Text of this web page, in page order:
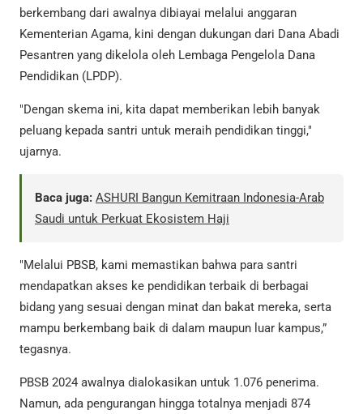
berkembang dari awalnya dibiayai melalui anggaran
Kementerian Agama, kini dengan dukungan dari Dana Abadi
Pesantren yang dikelola oleh Lembaga Pengelola Dana
Pendidikan (LPDP).
"Dengan skema ini, kita dapat memberikan lebih banyak
peluang kepada santri untuk meraih pendidikan tinggi,"
ujarnya.
Baca juga: ASHURI Bangun Kemitraan Indonesia-Arab
Saudi untuk Perkuat Ekosistem Haji
"Melalui PBSB, kami memastikan bahwa para santri
mendapatkan akses ke pendidikan terbaik di berbagai
bidang yang sesuai dengan minat dan bakat mereka, serta
mampu berkembang baik di dalam maupun luar kampus,”
tegasnya.
PBSB 2024 awalnya dialokasikan untuk 1.076 penerima.
Namun, ada pengurangan hingga totalnya menjadi 874